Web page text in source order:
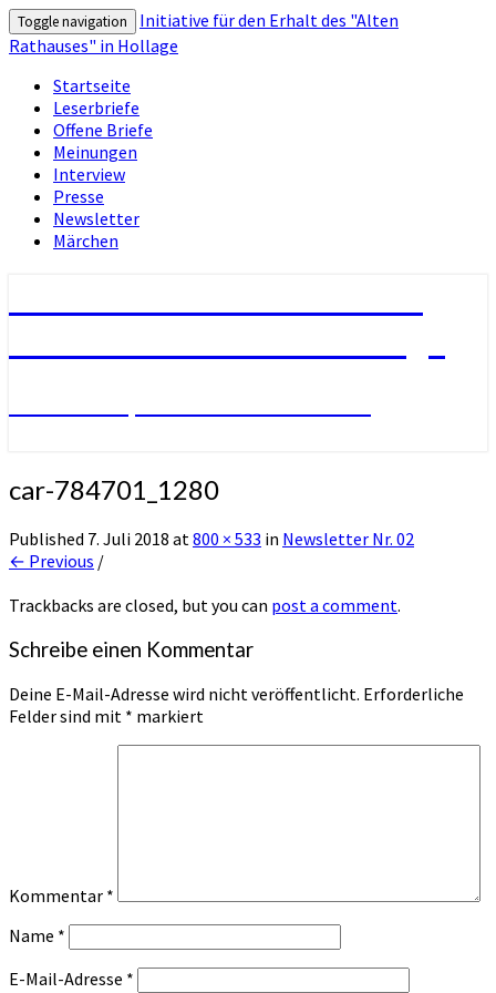
Toggle navigation
Initiative für den Erhalt des "Alten
Rathauses" in Hollage
Startseite
Leserbriefe
Offene Briefe
Meinungen
Interview
Presse
Newsletter
Märchen
car-784701_1280
Published 7. Juli 2018 at800 × 533 in Newsletter Nr. 02
← Previous /
Trackbacks are closed, but you can post a comment.
Schreibe einen Kommentar
Deine E-Mail-Adresse wird nicht veröffentlicht. Erforderliche
Felder sind mit * markiert
Kommentar *
Name *
E-Mail-Adresse *